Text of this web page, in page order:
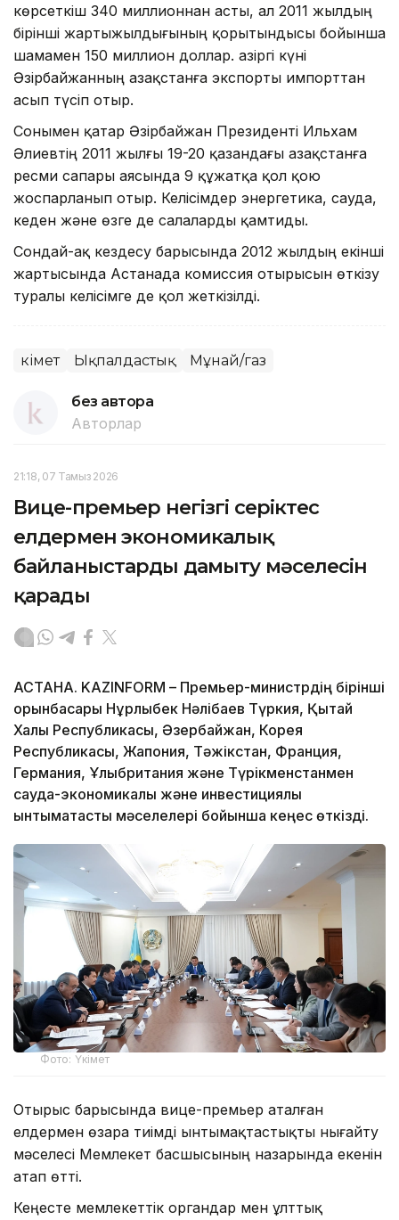
көрсеткіш 340 миллионнан асты, ал 2011 жылдың
бірінші жартыжылдығының қорытындысы бойынша
шамамен 150 миллион доллар. Қазіргі күні
Әзірбайжанның Қазақстанға экспорты импорттан
асып түсіп отыр.
Сонымен қатар Әзірбайжан Президенті Ильхам
Әлиевтің 2011 жылғы 19-20 қазандағы Қазақстанға
ресми сапары аясында 9 құжатқа қол қою
жоспарланып отыр. Келісімдер энергетика, сауда,
кеден және өзге де салаларды қамтиды.
Сондай-ақ кездесу барысында 2012 жылдың екінші
жартысында Астанада комиссия отырысын өткізу
туралы келісімге де қол жеткізілді.
Үкімет Ықпалдастық Мұнай/газ
без автора
Авторлар
21:18, 07 Тамыз 2026
Вице-премьер негізгі серіктес
елдермен экономикалық
байланыстарды дамыту мәселесін
қарады
АСТАНА. KAZINFORM – Премьер-министрдің бірінші
орынбасары Нұрлыбек Нәлібаев Түркия, Қытай
Халық Республикасы, Әзербайжан, Корея
Республикасы, Жапония, Тәжікстан, Франция,
Германия, Ұлыбритания және Түрікменстанмен
сауда-экономикалық және инвестициялық
ынтымақтастық мәселелері бойынша кеңес өткізді.
Фото: Үкімет
Отырыс барысында вице-премьер аталған
елдермен өзара тиімді ынтымақтастықты нығайту
мәселесі Мемлекет басшысының назарында екенін
атап өтті.
Кеңесте мемлекеттік органдар мен ұлттық